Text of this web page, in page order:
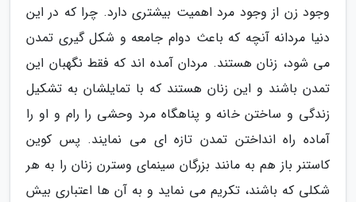
وجود زن از وجود مرد اهمیت بیشتری دارد. چرا که در این
دنیا مردانه آنچه که باعث دوام جامعه و شکل گیری تمدن
می شود، زنان هستند. مردان آمده اند که فقط نگهبان این
تمدن باشند و این زنان هستند که با تمایلشان به تشکیل
زندگی و ساختن خانه و پناهگاه مرد وحشی را رام و او را
آماده راه انداختن تمدن تازه ای می نمایند. پس کوین
کاستنر باز هم به مانند بزرگان سینمای وسترن زنان را به هر
شکلی که باشند، تکریم می نماید و به آن ها اعتباری بیش